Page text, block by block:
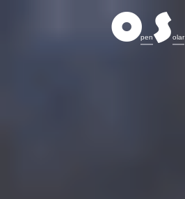
OpenSolar